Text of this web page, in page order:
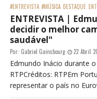
#ENTREVISTA #MÚSICA DESTAQUE
ENTREVISTA |
decidir o melhor
saudável"
Por: Gabriel Gainsbourg 22 Abril
Edmundo Inácio durante
RTPCréditos: RTPEm
representar o país no